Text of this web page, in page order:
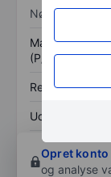
Nøgletal
(P/S)
Resultat pr.
Udbytte pr.
Afkast af
Opret konto
og analyse